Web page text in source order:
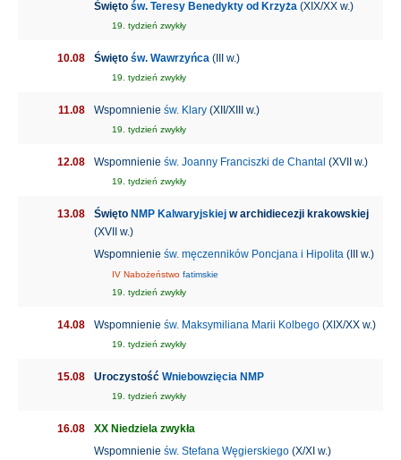
Święto św. Teresy Benedykty od Krzyża (XIX/XX w.)
19. tydzień zwykły
10.08 Święto św. Wawrzyńca (III w.)
19. tydzień zwykły
11.08 Wspomnienie św. Klary (XII/XIII w.)
19. tydzień zwykły
12.08 Wspomnienie św. Joanny Franciszki de Chantal (XVII w.)
19. tydzień zwykły
13.08 Święto NMP Kalwaryjskiej w archidiecezji krakowskiej
(XVII w.)
Wspomnienie św. męczenników Poncjana i Hipolita (III w.)
IV Nabożeństwo fatimskie
19. tydzień zwykły
14.08 Wspomnienie św. Maksymiliana Marii Kolbego (XIX/XX w.)
19. tydzień zwykły
15.08 Uroczystość Wniebowzięcia NMP
19. tydzień zwykły
16.08
XX Niedziela zwykła
Wspomnienie św. Stefana Węgierskiego (X/XI w.)